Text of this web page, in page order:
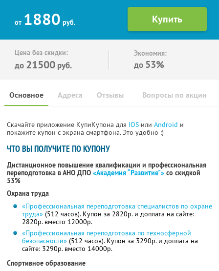
от 1880 руб.
Цена без скидки:
до 21500 руб.
Экономия:
до 53%
Основное Отзывы Вопросы по акции
Адреса
Скачайте приложение КупиКупона для IOS или Android и
покажите купон с экрана смартфона. Это удобно :)
ЧТО ВЫ ПОЛУЧИТЕ ПО КУПОНУ
Дистанционное повышение квалификации и профессиональная
переподготовка в АНО ДПО «Академия “Развитие"» со скидкой
53%
Охрана труда
«Профессиональная переподготовка специалистов по охране
труда» (512 часов). Купон за 2820р. и доплата на сайте:
2820р. вместо 12000р.
«Профессиональная переподготовка по техносферной
безопасности» (512 часов). Купон за 3290р. и доплата на
сайте: 3290р. вместо 14000р.
Спортивное образование